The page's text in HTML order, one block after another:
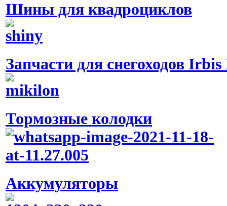
Шины для квадроциклов
Запчасти для снегоходов
Тормозные колодки
Аккумуляторы